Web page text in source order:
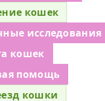
кошек
исследования
кошек
помощь
кошки